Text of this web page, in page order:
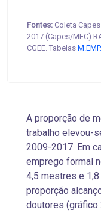
Fontes: Coleta
2017 (Capes/MEC)
CGEE. Tabelas
A proporção de
trabalho elevou-
2009-2017. Em
emprego formal
4,5 mestres e
proporção
doutores (gráfico